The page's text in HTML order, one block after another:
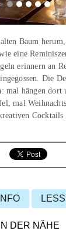
Baum
eine
erinnern an
Die
mal hängen dort
mal
Cocktails
IN DER NÄHE